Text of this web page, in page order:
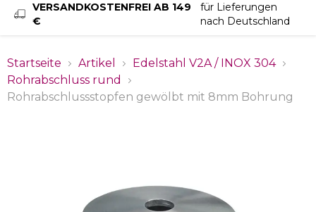
VERSANDKOSTENFREI AB 149
€
für Lieferungen
nach Deutschland
Startseite Artikel
Edelstahl V2A / INOX 304
Rohrabschluss rund
Rohrabschlussstopfen gewölbt mit 8mm Bohrung